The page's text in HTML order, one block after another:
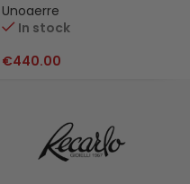
Unoaerre
In stock
€440.00